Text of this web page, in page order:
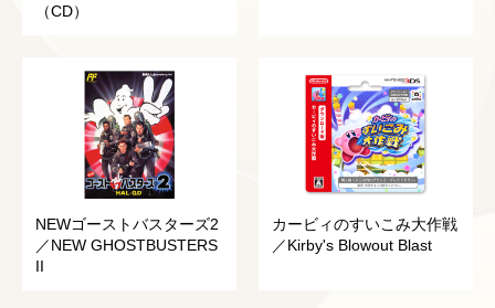
（CD）
NEWゴーストバスターズ2
／NEW GHOSTBUSTERS
II
カービィのすいこみ大作戦
／Kirby's Blowout Blast